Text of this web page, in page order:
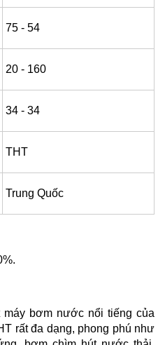
75 - 54
20 - 160
34 - 34
THT
Trung Quốc
máy bơm nước nổi tiếng của
rất đa dạng, phong phú như